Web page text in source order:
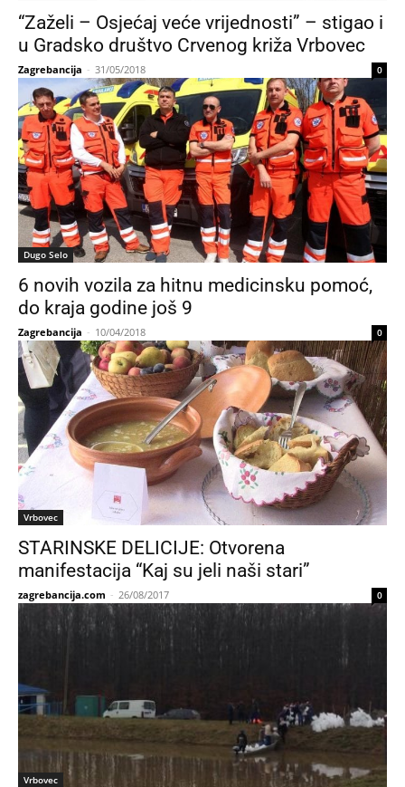
“Zaželi – Osjećaj veće vrijednosti” – stigao i
u Gradsko društvo Crvenog križa Vrbovec
Zagrebancija - 31/05/2018 0
Dugo Selo
6 novih vozila za hitnu medicinsku pomoć,
do kraja godine još 9
Zagrebancija - 10/04/2018 0
Vrbovec
STARINSKE DELICIJE: Otvorena
manifestacija “Kaj su jeli naši stari”
zagrebancija.com - 26/08/2017 0
Vrbovec